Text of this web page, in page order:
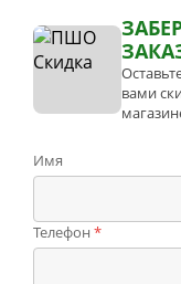
швейная
вами
Имя
Телефон *